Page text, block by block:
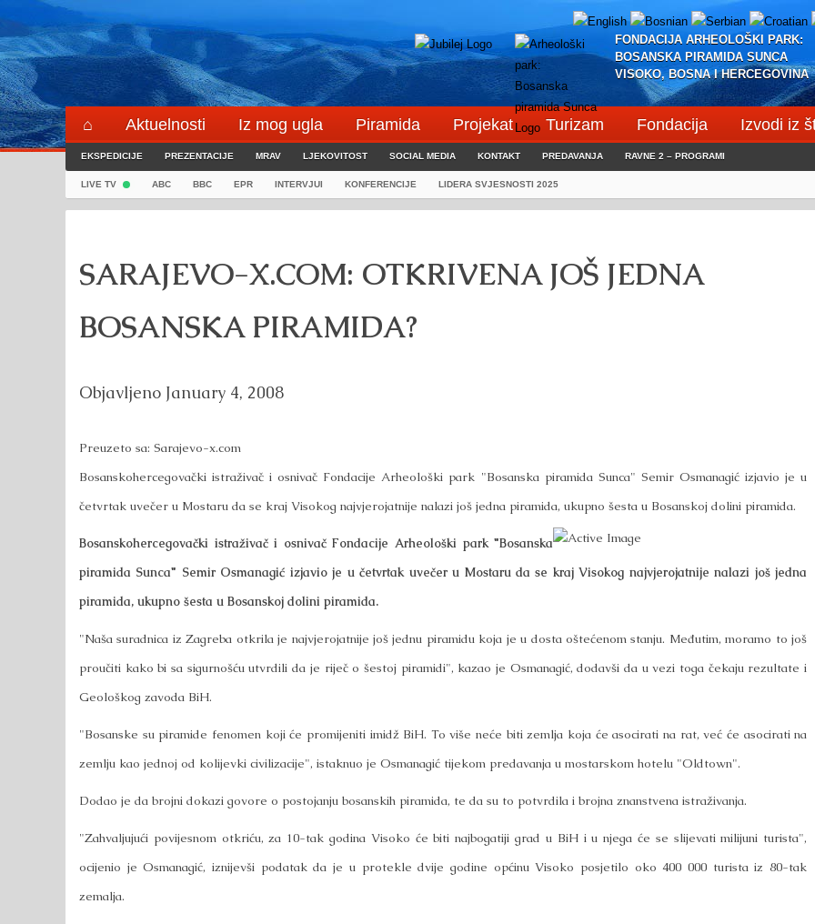
Skip
to
content
FONDACIJA ARHEOLOŠKI PARK:
BOSANSKA PIRAMIDA SUNCA
VISOKO, BOSNA I HERCEGOVINA
⌂ Aktuelnosti Iz mog ugla Piramida Projekat Turizam Fondacija Izvodi iz
Blogeri
⌖
EKSPEDICIJE PREZENTACIJE MRAV LJEKOVITOST SOCIAL MEDIA KONTAKT PREDAVANJA RAVNE 2 – PROGRAMI
LIVE TV ABC BBC EPR INTERVJUI KONFERENCIJE LIDERA SVJESNOSTI 2025
SARAJEVO-X.COM: OTKRIVENA JOŠ JEDNA
BOSANSKA PIRAMIDA?
Objavljeno January 4, 2008
Preuzeto sa: Sarajevo-x.com
Bosanskohercegovački istraživač i osnivač Fondacije Arheološki park "Bosanska piramida Sunca" Semir Osmanagić izjavio je u
četvrtak uvečer u Mostaru da se kraj Visokog najvjerojatnije nalazi još jedna piramida, ukupno šesta u Bosanskoj dolini piramida.
Bosanskohercegovački istraživač i osnivač Fondacije Arheološki park "Bosanska
piramida Sunca" Semir Osmanagić izjavio je u četvrtak uvečer u Mostaru da se kraj Visokog najvjerojatnije nalazi još jedna
piramida, ukupno šesta u Bosanskoj dolini piramida.
"Naša suradnica iz Zagreba otkrila je najvjerojatnije još jednu piramidu koja je u dosta oštećenom stanju. Međutim, moramo to još
proučiti kako bi sa sigurnošću utvrdili da je riječ o šestoj piramidi", kazao je Osmanagić, dodavši da u vezi toga čekaju rezultate i
Geološkog zavoda BiH.
"Bosanske su piramide fenomen koji će promijeniti imidž BiH. To više neće biti zemlja koja će asocirati na rat, već će asocirati na
zemlju kao jednoj od kolijevki civilizacije", istaknuo je Osmanagić tijekom predavanja u mostarskom hotelu "Oldtown".
Dodao je da brojni dokazi govore o postojanju bosanskih piramida, te da su to potvrdila i brojna znanstvena istraživanja.
"Zahvaljujući povijesnom otkriću, za 10-tak godina Visoko će biti najbogatiji grad u BiH i u njega će se slijevati milijuni turista",
ocijenio je Osmanagić, iznijevši podatak da je u protekle dvije godine općinu Visoko posjetilo oko 400 000 turista iz 80-tak
zemalja.